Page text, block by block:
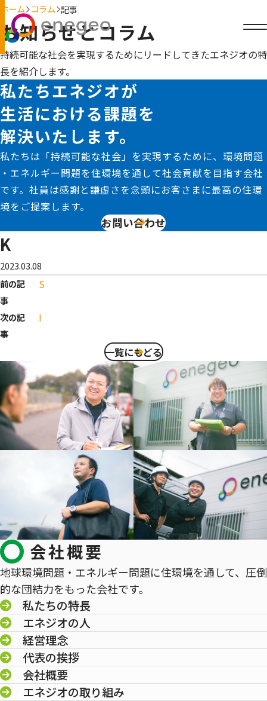
ホーム コラム 記事
お知らせとコラム
持続可能な社会を実現するためにリードしてきたエネジオの特
長を紹介します。
私たちエネジオが
生活における課題を
解決いたします。
私たちは「持続可能な社会」を実現するために、環境問題
・エネルギー問題を住環境を通して社会貢献を目指す会社
です。社員は感謝と謙虚さを念頭にお客さまに最高の住環
境をご提案します。
お問い合わせ
K
2023.03.08
前の記
事
S
次の記
事
I
一覧にもどる
会社概要
地球環境問題・エネルギー問題に住環境を通して、圧倒
的な団結力をもった会社です。
私たちの特長
エネジオの人
経営理念
代表の挨拶
会社概要
エネジオの取り組み